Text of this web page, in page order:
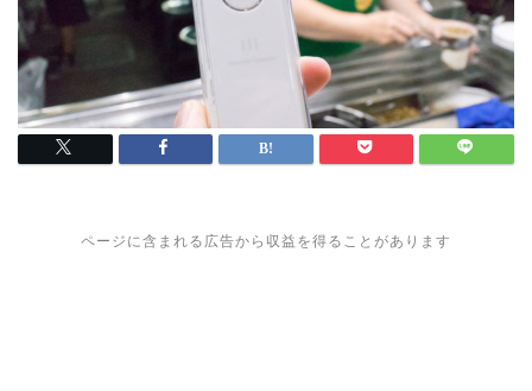
ページに含まれる広告から収益を得ることがあります